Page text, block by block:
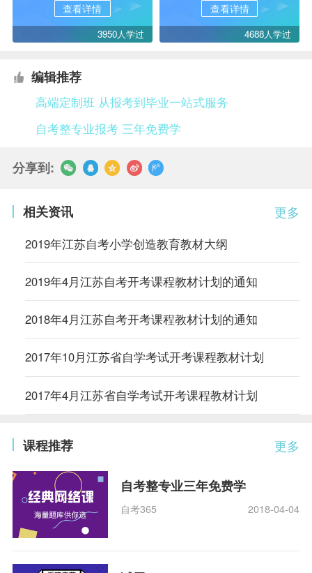
查看详情
3950人学过
查看详情
4688人学过
编辑推荐
高端定制班 从报考到毕业一站式服务
自考整专业报考 三年免费学
分享到:
更多
相关资讯
2019年江苏自考小学创造教育教材大纲
2019年4月江苏自考开考课程教材计划的通知
2018年4月江苏自考开考课程教材计划的通知
2017年10月江苏省自学考试开考课程教材计划
2017年4月江苏省自学考试开考课程教材计划
更多
课程推荐
自考整专业三年免费学
自考365 2018-04-04